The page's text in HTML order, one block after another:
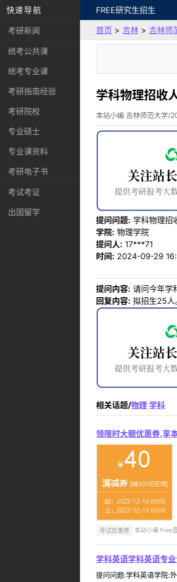
快速导航
考研新闻
统考公共课
统考专业课
考研指南经验
考研院校
专业硕士
专业课资料
考研电子书
考试考证
出国留学
FREE研究生招生
首页 > 吉林 > 吉林师
学科物理招收
本站小编 吉林师范大学/
提问问题: 学科物理招
学院: 物理学院
提问人: 17***71
时间: 2024-09-29
提问内容: 请问今年学
回复内容: 拟招生25人
相关话题/物理 学科
领限时大额优惠券,享
考试优惠券 本站小编 Free
学科英语学科英语专
提问问题:学科英语学院: